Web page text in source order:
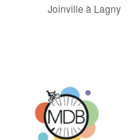
Joinville à Lagny